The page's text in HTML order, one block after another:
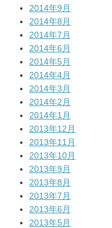
2014年9月
2014年8月
2014年7月
2014年6月
2014年5月
2014年4月
2014年3月
2014年2月
2014年1月
2013年12月
2013年11月
2013年10月
2013年9月
2013年8月
2013年7月
2013年6月
2013年5月